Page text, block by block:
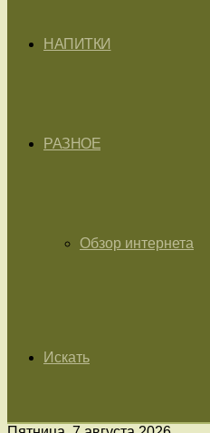
НАПИТКИ
РАЗНОЕ
Обзор интернета
Искать